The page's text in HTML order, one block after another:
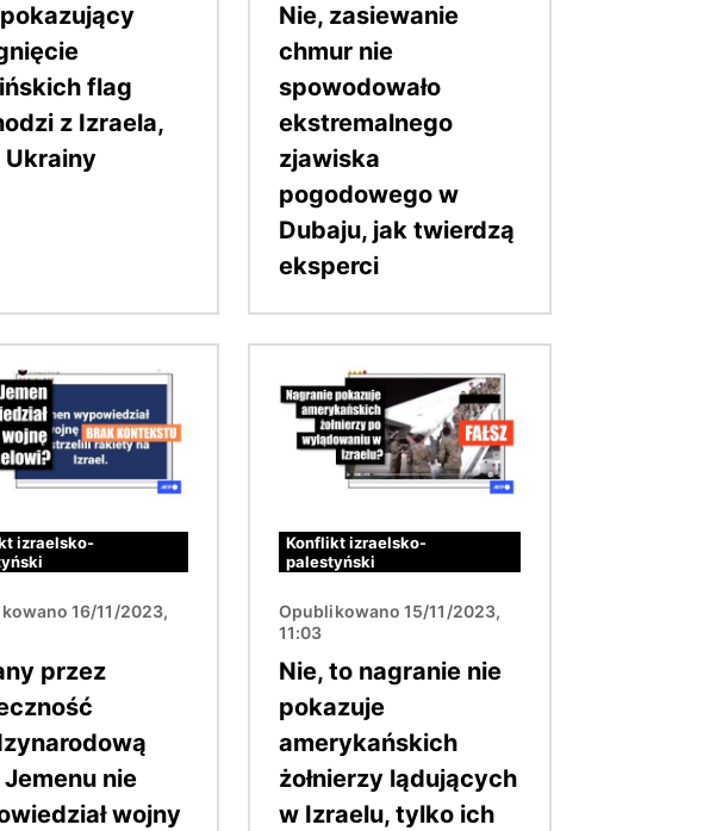
flag
z Izraela,
Ukrainy
Nie, zasiewanie
chmur nie
spowodowało
ekstremalnego
zjawiska
pogodowego w
Dubaju, jak twierdzą
eksperci
izraelsko-
16/11/2023,
przez
nie
wojny
Konflikt izraelsko-
palestyński
Opublikowano 15/11/2023,
11:03
Nie, to nagranie nie
pokazuje
amerykańskich
żołnierzy lądujących
w Izraelu, tylko ich